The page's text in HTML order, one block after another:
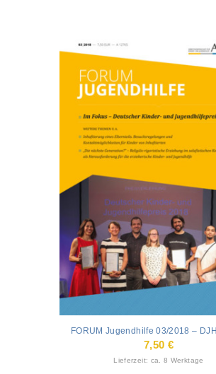
FORUM Jugendhilfe 03/2018 –
7,50 €
Lieferzeit: ca. 8 Werktage